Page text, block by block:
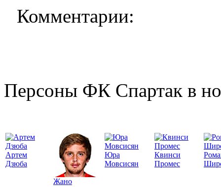
Комментарии:
Персоны ФК Спартак в
Артем
Дзюба
Жано
Юра
Мовсисян
Квинси
Промес